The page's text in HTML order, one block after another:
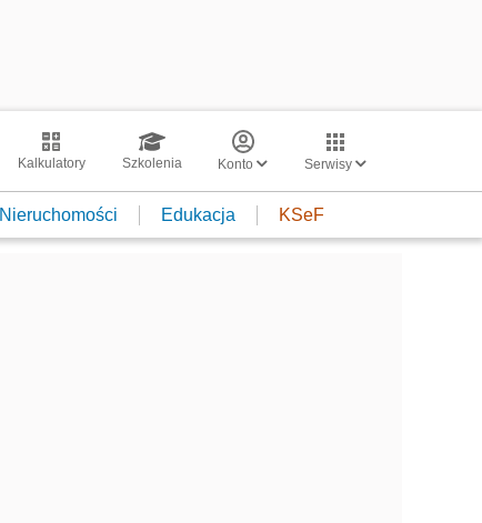
Kalkulatory Szkolenia Konto Serwisy
Nieruchomości Edukacja KSeF